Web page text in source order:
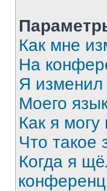
Как мне
На
Я изменил
Моего
Как я
Что такое
Когда я